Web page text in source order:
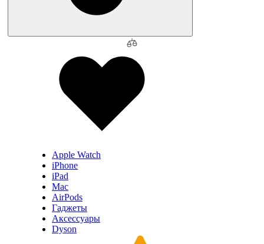
Apple Watch
iPhone
iPad
Mac
AirPods
Гаджеты
Аксессуары
Dyson